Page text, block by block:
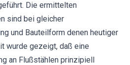
Die ermittelten
sind bei gleicher
und Bauteilform denen heutiger
wurde gezeigt, daß eine
an Flußstählen prinzipiell